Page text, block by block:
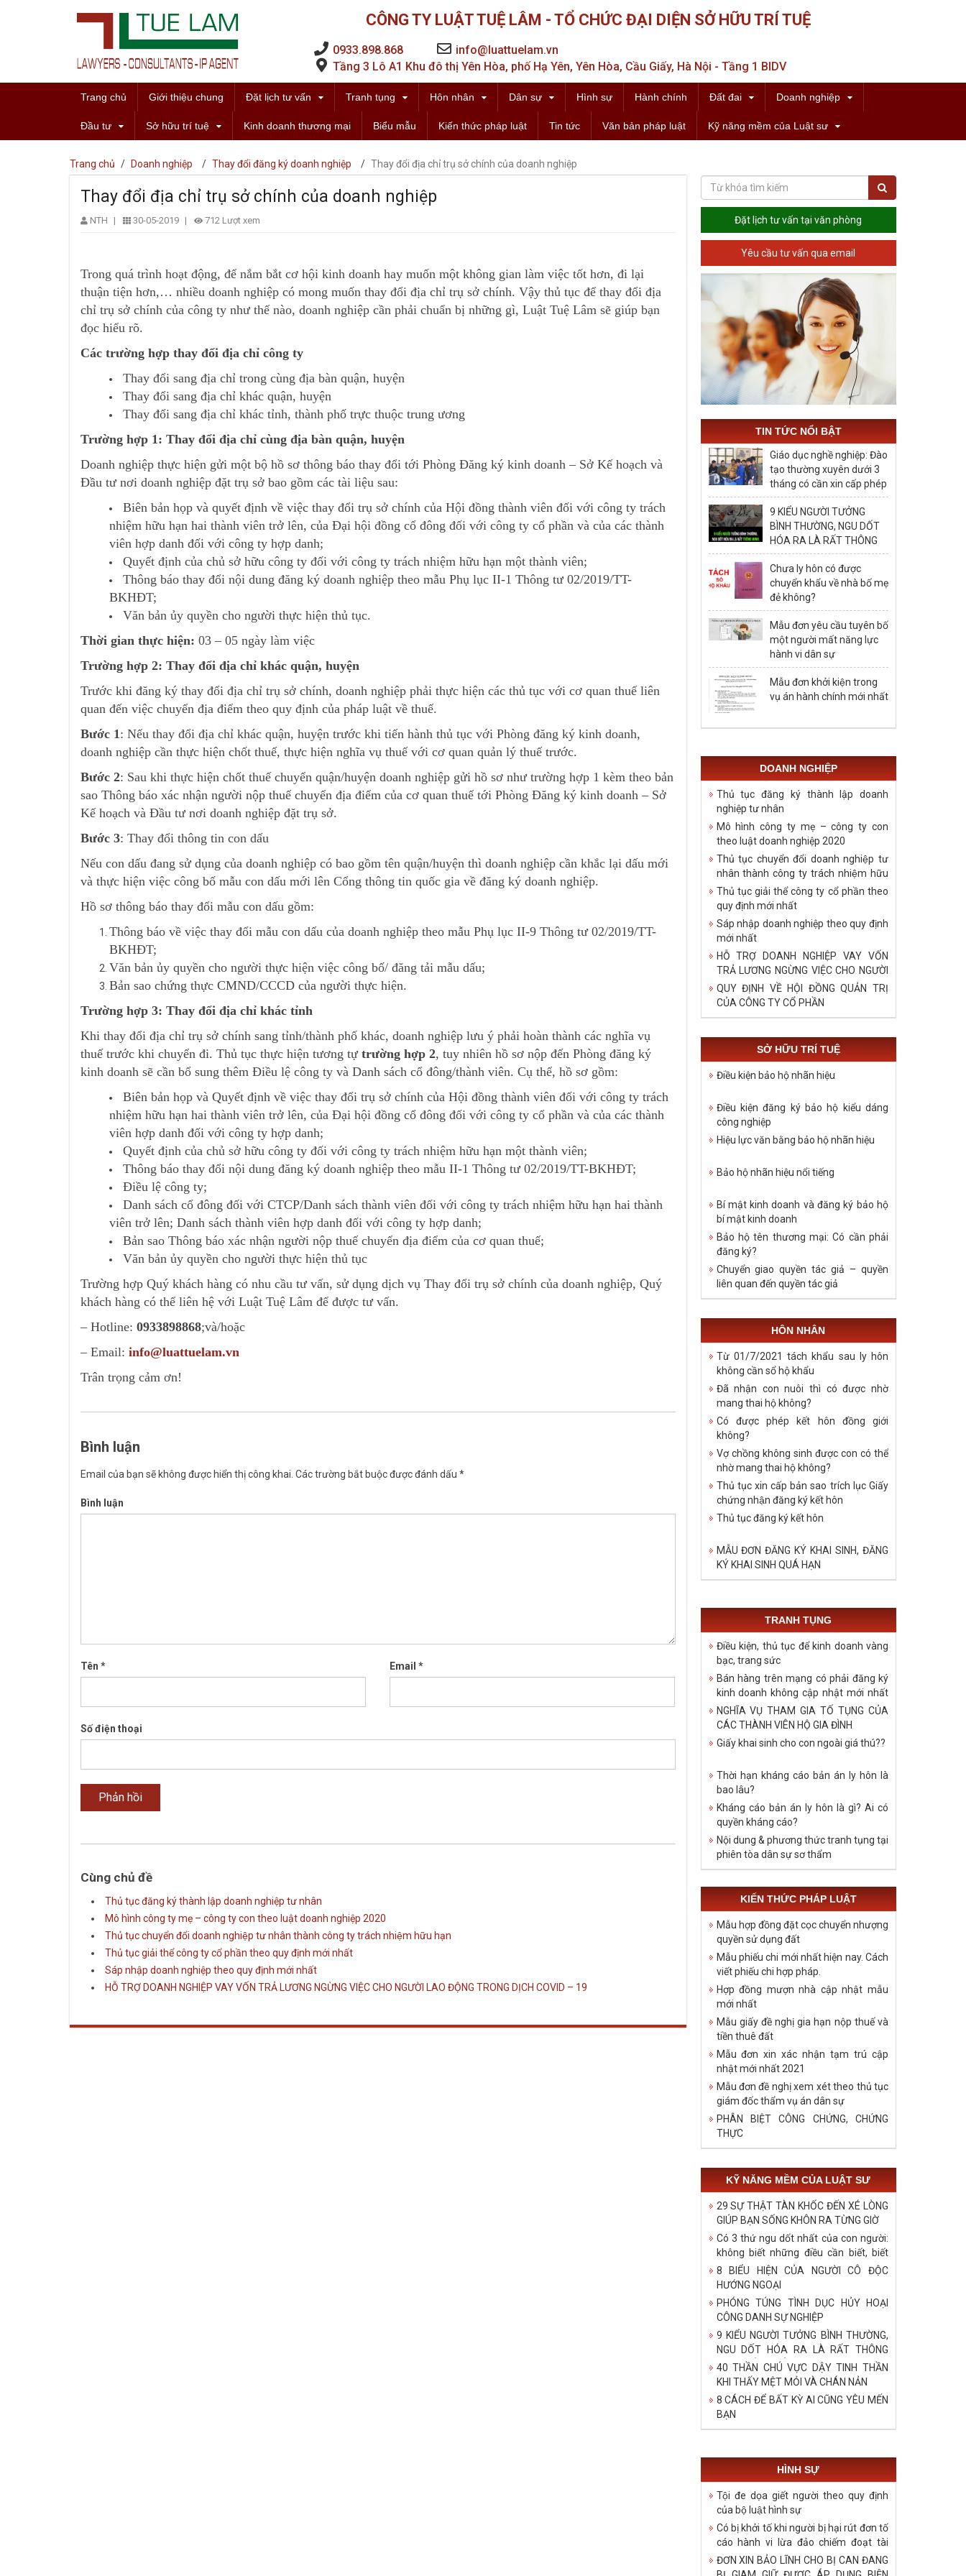
CÔNG TY LUẬT TUỆ LÂM - TỔ CHỨC ĐẠI DIỆN SỞ HỮU TRÍ TUỆ
0933.898.868
info@luattuelam.vn
Tầng 3 Lô A1 Khu đô thị Yên Hòa, phố Hạ Yên, Yên Hòa, Cầu Giấy, Hà Nội - Tầng 1 BIDV
Trang chủ Giới thiệu chung Đặt lịch tư vấn Tranh tụng Hôn nhân Dân sự Hình sự Hành chính Đất đai Doanh nghiệp
Đầu tư Sở hữu trí tuệ Kinh doanh thương mại Biểu mẫu Kiến thức pháp luật Tin tức Văn bản pháp luật Kỹ năng mềm của Luật sư
Trang chủ / Doanh nghiệp / Thay đổi đăng ký doanh nghiệp / Thay đổi địa chỉ trụ sở chính của doanh nghiệp
Thay đổi địa chỉ trụ sở chính của doanh nghiệp
NTH | 30-05-2019 | 712 Lượt xem
Trong quá trình hoạt động, để nắm bắt cơ hội kinh doanh hay muốn một không gian làm việc tốt hơn, đi lại
thuận tiện hơn,… nhiều doanh nghiệp có mong muốn thay đổi địa chỉ trụ sở chính. Vậy thủ tục để thay đổi địa
chỉ trụ sở chính của công ty như thế nào, doanh nghiệp cần phải chuẩn bị những gì, Luật Tuệ Lâm sẽ giúp bạn
đọc hiểu rõ.
Các trường hợp thay đổi địa chỉ công ty
Thay đổi sang địa chỉ trong cùng địa bàn quận, huyện
Thay đổi sang địa chỉ khác quận, huyện
Thay đổi sang địa chỉ khác tỉnh, thành phố trực thuộc trung ương
Trường hợp 1: Thay đổi địa chỉ cùng địa bàn quận, huyện
Doanh nghiệp thực hiện gửi một bộ hồ sơ thông báo thay đổi tới Phòng Đăng ký kinh doanh – Sở Kế hoạch và
Đầu tư nơi doanh nghiệp đặt trụ sở bao gồm các tài liệu sau:
Biên bản họp và quyết định về việc thay đổi trụ sở chính của Hội đồng thành viên đối với công ty trách
nhiệm hữu hạn hai thành viên trở lên, của Đại hội đồng cổ đông đối với công ty cổ phần và của các thành
viên hợp danh đối với công ty hợp danh;
Quyết định của chủ sở hữu công ty đối với công ty trách nhiệm hữu hạn một thành viên;
Thông báo thay đổi nội dung đăng ký doanh nghiệp theo mẫu Phụ lục II-1 Thông tư 02/2019/TT-
BKHĐT;
Văn bản ủy quyền cho người thực hiện thủ tục.
Thời gian thực hiện: 03 – 05 ngày làm việc
Trường hợp 2: Thay đổi địa chỉ khác quận, huyện
Trước khi đăng ký thay đổi địa chỉ trụ sở chính, doanh nghiệp phải thực hiện các thủ tục với cơ quan thuế liên
quan đến việc chuyển địa điểm theo quy định của pháp luật về thuế.
Bước 1: Nếu thay đổi địa chỉ khác quận, huyện trước khi tiến hành thủ tục với Phòng đăng ký kinh doanh,
doanh nghiệp cần thực hiện chốt thuế, thực hiện nghĩa vụ thuế với cơ quan quản lý thuế trước.
Bước 2: Sau khi thực hiện chốt thuế chuyển quận/huyện doanh nghiệp gửi hồ sơ như trường hợp 1 kèm theo bản
sao Thông báo xác nhận người nộp thuế chuyển địa điểm của cơ quan thuế tới Phòng Đăng ký kinh doanh – Sở
Kế hoạch và Đầu tư nơi doanh nghiệp đặt trụ sở.
Bước 3: Thay đổi thông tin con dấu
Nếu con dấu đang sử dụng của doanh nghiệp có bao gồm tên quận/huyện thì doanh nghiệp cần khắc lại dấu mới
và thực hiện việc công bố mẫu con dấu mới lên Cổng thông tin quốc gia về đăng ký doanh nghiệp.
Hồ sơ thông báo thay đổi mẫu con dấu gồm:
Thông báo về việc thay đổi mẫu con dấu của doanh nghiệp theo mẫu Phụ lục II-9 Thông tư 02/2019/TT-
BKHĐT;
Văn bản ủy quyền cho người thực hiện việc công bố/ đăng tải mẫu dấu;
Bản sao chứng thực CMND/CCCD của người thực hiện.
Trường hợp 3: Thay đổi địa chỉ khác tỉnh
Khi thay đổi địa chỉ trụ sở chính sang tỉnh/thành phố khác, doanh nghiệp lưu ý phải hoàn thành các nghĩa vụ
thuế trước khi chuyển đi. Thủ tục thực hiện tương tự trường hợp 2, tuy nhiên hồ sơ nộp đến Phòng đăng ký
kinh doanh sẽ cần bổ sung thêm Điều lệ công ty và Danh sách cổ đông/thành viên. Cụ thể, hồ sơ gồm:
Biên bản họp và Quyết định về việc thay đổi trụ sở chính của Hội đồng thành viên đối với công ty trách
nhiệm hữu hạn hai thành viên trở lên, của Đại hội đồng cổ đông đối với công ty cổ phần và của các thành
viên hợp danh đối với công ty hợp danh;
Quyết định của chủ sở hữu công ty đối với công ty trách nhiệm hữu hạn một thành viên;
Thông báo thay đổi nội dung đăng ký doanh nghiệp theo mẫu II-1 Thông tư 02/2019/TT-BKHĐT;
Điều lệ công ty;
Danh sách cổ đông đối với CTCP/Danh sách thành viên đối với công ty trách nhiệm hữu hạn hai thành
viên trở lên; Danh sách thành viên hợp danh đối với công ty hợp danh;
Bản sao Thông báo xác nhận người nộp thuế chuyển địa điểm của cơ quan thuế;
Văn bản ủy quyền cho người thực hiện thủ tục
Trường hợp Quý khách hàng có nhu cầu tư vấn, sử dụng dịch vụ Thay đổi trụ sở chính của doanh nghiệp, Quý
khách hàng có thể liên hệ với Luật Tuệ Lâm để được tư vấn.
– Hotline: 0933898868;và/hoặc
– Email: info@luattuelam.vn
Trân trọng cảm ơn!
Bình luận
Email của bạn sẽ không được hiển thị công khai. Các trường bắt buộc được đánh dấu *
Bình luận
Tên * Email*
Số điện thoại
Cùng chủ đề
Thủ tục đăng ký thành lập doanh nghiệp tư nhân
Mô hình công ty mẹ – công ty con theo luật doanh nghiệp 2020
Thủ tục chuyển đổi doanh nghiệp tư nhân thành công ty trách nhiệm hữu hạn
Thủ tục giải thể công ty cổ phần theo quy định mới nhất
Sáp nhập doanh nghiệp theo quy định mới nhất
HỖ TRỢ DOANH NGHIỆP VAY VỐN TRẢ LƯƠNG NGỪNG VIỆC CHO NGƯỜI LAO ĐỘNG TRONG DỊCH COVID – 19
Đặt lịch tư vấn tại văn phòng
Yêu cầu tư vấn qua email
TIN TỨC NỔI BẬT
Giáo dục nghề nghiệp: Đào
tạo thường xuyên dưới 3
tháng có cần xin cấp phép
hay không?
9 KIỂU NGƯỜI TƯỞNG
BÌNH THƯỜNG, NGU DỐT
HÓA RA LÀ RẤT THÔNG
MINH, ĐÁNG ĐỂ HỌC TẬP
Chưa ly hôn có được
chuyển khẩu về nhà bố mẹ
đẻ không?
Mẫu đơn yêu cầu tuyên bố
một người mất năng lực
hành vi dân sự
Mẫu đơn khởi kiện trong
vụ án hành chính mới nhất
DOANH NGHIỆP
Thủ tục đăng ký thành lập doanh
nghiệp tư nhân
Mô hình công ty mẹ – công ty con
theo luật doanh nghiệp 2020
Thủ tục chuyển đổi doanh nghiệp tư
nhân thành công ty trách nhiệm hữu
hạn
Thủ tục giải thể công ty cổ phần theo
quy định mới nhất
Sáp nhập doanh nghiệp theo quy định
mới nhất
HỖ TRỢ DOANH NGHIỆP VAY VỐN
TRẢ LƯƠNG NGỪNG VIỆC CHO NGƯỜI
LAO ĐỘNG TRONG DỊCH COVID – 19
QUY ĐỊNH VỀ HỘI ĐỒNG QUẢN TRỊ
CỦA CÔNG TY CỔ PHẦN
SỞ HỮU TRÍ TUỆ
Điều kiện bảo hộ nhãn hiệu
Điều kiện đăng ký bảo hộ kiểu dáng
công nghiệp
Hiệu lực văn bằng bảo hộ nhãn hiệu
Bảo hộ nhãn hiệu nổi tiếng
Bí mật kinh doanh và đăng ký bảo hộ
bí mật kinh doanh
Bảo hộ tên thương mại: Có cần phải
đăng ký?
Chuyển giao quyền tác giả – quyền
liên quan đến quyền tác giả
HÔN NHÂN
Từ 01/7/2021 tách khẩu sau ly hôn
không cần sổ hộ khẩu
Đã nhận con nuôi thì có được nhờ
mang thai hộ không?
Có được phép kết hôn đồng giới
không?
Vợ chồng không sinh được con có thể
nhờ mang thai hộ không?
Thủ tục xin cấp bản sao trích lục Giấy
chứng nhận đăng ký kết hôn
Thủ tục đăng ký kết hôn
MẪU ĐƠN ĐĂNG KÝ KHAI SINH, ĐĂNG
KÝ KHAI SINH QUÁ HẠN
TRANH TỤNG
Điều kiện, thủ tục để kinh doanh vàng
bạc, trang sức
Bán hàng trên mạng có phải đăng ký
kinh doanh không cập nhật mới nhất
năm 2021
NGHĨA VỤ THAM GIA TỐ TỤNG CỦA
CÁC THÀNH VIÊN HỘ GIA ĐÌNH
Giấy khai sinh cho con ngoài giá thú??
Thời hạn kháng cáo bản án ly hôn là
bao lâu?
Kháng cáo bản án ly hôn là gì? Ai có
quyền kháng cáo?
Nội dung & phương thức tranh tụng tại
phiên tòa dân sự sơ thẩm
KIẾN THỨC PHÁP LUẬT
Mẫu hợp đồng đặt cọc chuyển nhượng
quyền sử dụng đất
Mẫu phiếu chi mới nhất hiện nay. Cách
viết phiếu chi hợp pháp.
Hợp đồng mượn nhà cập nhật mẫu
mới nhất
Mẫu giấy đề nghị gia hạn nộp thuế và
tiền thuê đất
Mẫu đơn xin xác nhận tạm trú cập
nhật mới nhất 2021
Mẫu đơn đề nghị xem xét theo thủ tục
giám đốc thẩm vụ án dân sự
PHÂN BIỆT CÔNG CHỨNG, CHỨNG
THỰC
KỸ NĂNG MỀM CỦA LUẬT SƯ
29 SỰ THẬT TÀN KHỐC ĐẾN XÉ LÒNG
GIÚP BẠN SỐNG KHÔN RA TỪNG GIỜ
Có 3 thứ ngu dốt nhất của con người:
không biết những điều cần biết, biết
bậy những điều đã biết, biết những
điều không cần biết!
8 BIỂU HIỆN CỦA NGƯỜI CÔ ĐỘC
HƯỚNG NGOẠI
PHÓNG TÚNG TÌNH DỤC HỦY HOẠI
CÔNG DANH SỰ NGHIỆP
9 KIỂU NGƯỜI TƯỞNG BÌNH THƯỜNG,
NGU DỐT HÓA RA LÀ RẤT THÔNG
MINH, ĐÁNG ĐỂ HỌC TẬP
40 THẦN CHÚ VỰC DẬY TINH THẦN
KHI THẤY MỆT MỎI VÀ CHÁN NẢN
8 CÁCH ĐỂ BẤT KỲ AI CŨNG YÊU MẾN
BẠN
HÌNH SỰ
Tội đe dọa giết người theo quy định
của bộ luật hình sự
Có bị khởi tố khi người bị hại rút đơn tố
cáo hành vi lừa đảo chiếm đoạt tài
sản?
ĐƠN XIN BẢO LĨNH CHO BỊ CAN ĐANG